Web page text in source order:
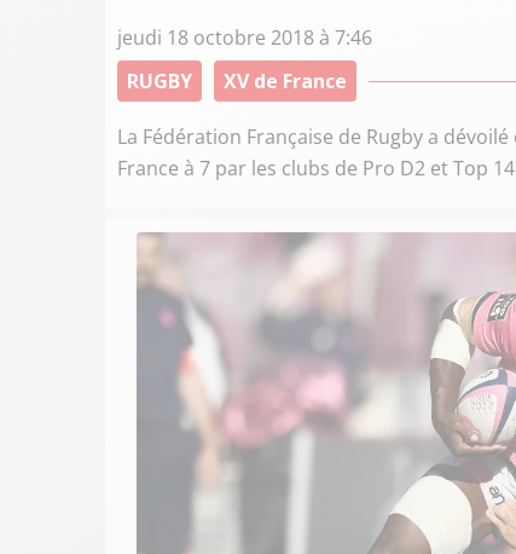
jeudi 18 octobre 2018 à 7:46
RUGBY
XV de France
La Fédération Française de Rugby a
France à 7 par les clubs de Pro D2 et Top